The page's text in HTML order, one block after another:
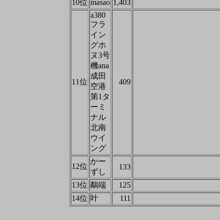
10位 masao 1,403
11位
a380
フラ
イン
グホ
ヌ3号
機ana
成田
空港
第1タ
ーミ
ナル
北南
ウイ
ング
409
12位
かー
ずし
133
13位 鷸端 125
14位 叶 111